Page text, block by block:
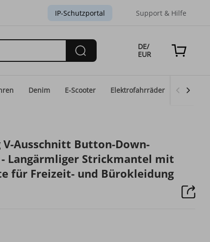
IP-Schutzportal Support & Hilfe
DE/
EUR
Denim E-Scooter Elektrofahrräder Eid-
Ausschnitt Button-Down-
Langärmliger Strickmantel mit
für Freizeit- und Bürokleidung